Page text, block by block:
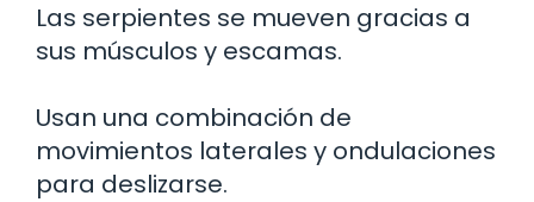
Las serpientes se mueven gracias a
sus músculos y escamas.
Usan una combinación de
movimientos laterales y ondulaciones
para deslizarse.